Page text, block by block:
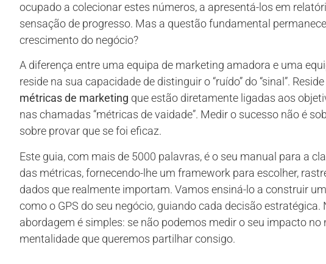
ocupado a colecionar estes números, a apresentá-los em
sensação de progresso. Mas a questão fundamental
crescimento do negócio?
A diferença entre uma equipa de marketing amadora e uma
reside na sua capacidade de distinguir o “ruído” do “sinal”.
métricas de marketing que estão diretamente ligadas aos
nas chamadas “métricas de vaidade”. Medir o sucesso não é
sobre provar que se foi eficaz.
Este guia, com mais de 5000 palavras, é o seu manual para a
das métricas, fornecendo-lhe um framework para escolher,
dados que realmente importam. Vamos ensiná-lo a construir
como o GPS do seu negócio, guiando cada decisão estratégica.
abordagem é simples: se não podemos medir o seu impacto no
mentalidade que queremos partilhar consigo.